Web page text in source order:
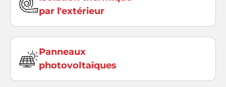
par l'extérieur
Panneaux
photovoltaïques